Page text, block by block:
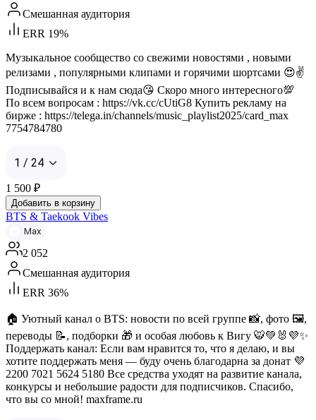
Смешанная аудитория
ERR 19%
Музыкальное сообщество со свежими новостями , новыми
релизами , популярными клипами и горячими шортсами 😍✌️
Подписывайся и к нам сюда😘 Скоро много интересного💯
По всем вопросам : https://vk.cc/cUtiG8 Купить рекламу на
бирже : https://telega.in/channels/music_playlist2025/card_max
7754784780
1 / 24
1 500 ₽
Добавить в корзину
BTS & Taekook Vibes
Max
2 052
Смешанная аудитория
ERR 36%
🏠 Уютный канал о BTS: новости по всей группе 📸, фото 🖼️,
переводы 📝, подборки 🎁 и особая любовь к Вигу 🐯💚🐰💜✨
Поддержать канал: Если вам нравится то, что я делаю, и вы
хотите поддержать меня — буду очень благодарна за донат 💜
2200 7021 5624 5180 Все средства уходят на развитие канала,
конкурсы и небольшие радости для подписчиков. Спасибо,
что вы со мной! maxframe.ru